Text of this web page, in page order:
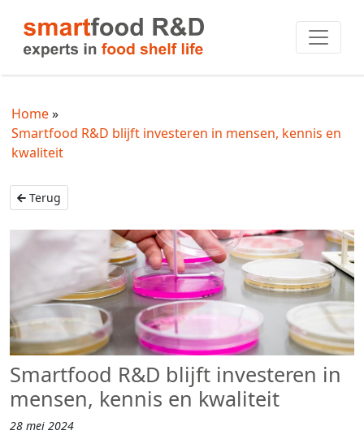
Home
Smartfood R&D blijft investeren in mensen, kennis en
kwaliteit
Terug
Smartfood R&D blijft investeren in
mensen, kennis en kwaliteit
28 mei 2024